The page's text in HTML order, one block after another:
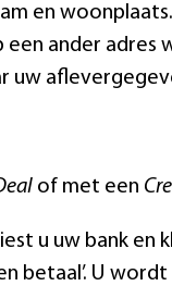
en
ander adres
uw
of met een
u uw bank en
betaal’. U